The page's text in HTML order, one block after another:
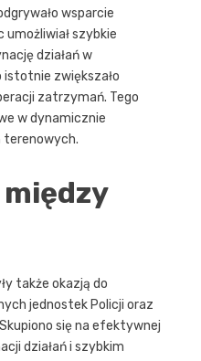
wsparcie
umożliwiał szybkie
działań w
zwiększało
zatrzymań. Tego
w dynamicznie
terenowych.
między
także okazją do
jednostek Policji oraz
się na efektywnej
działań i szybkim